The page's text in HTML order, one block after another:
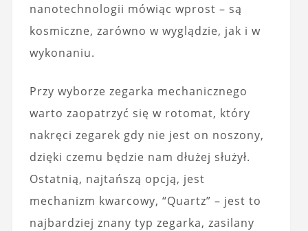
nanotechnologii mówiąc wprost – są
kosmiczne, zarówno w wyglądzie, jak i w
wykonaniu.
Przy wyborze zegarka mechanicznego
warto zaopatrzyć się w rotomat, który
nakręci zegarek gdy nie jest on noszony,
dzięki czemu będzie nam dłużej służył.
Ostatnią, najtańszą opcją, jest
mechanizm kwarcowy, “Quartz” – jest to
najbardziej znany typ zegarka, zasilany